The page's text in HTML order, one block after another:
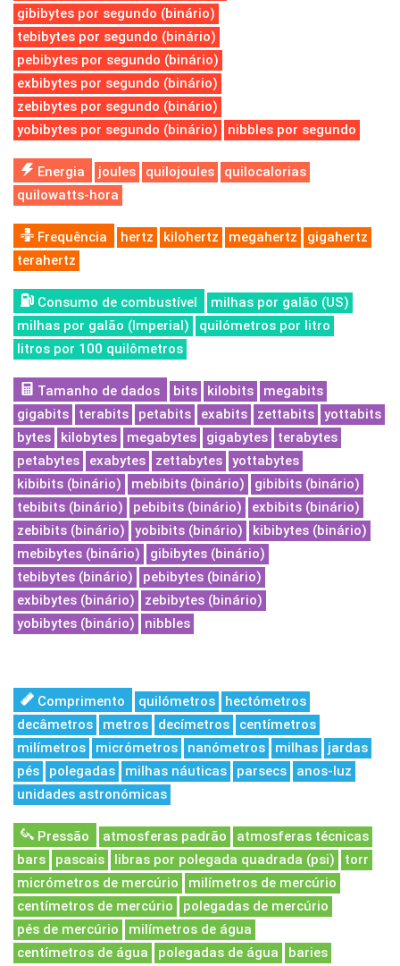
gibibytes por segundo (binário)
tebibytes por segundo (binário)
pebibytes por segundo (binário)
exbibytes por segundo (binário)
zebibytes por segundo (binário)
yobibytes por segundo (binário)
nibbles por segundo
Energia joules quilojoules
quilocalorias
quilowatts-hora
Frequência hertz kilohertz megahertz
gigahertz
terahertz
Consumo de combustível
milhas por galão (US)
milhas por galão (Imperial)
quilómetros por litro
litros por 100 quilômetros
Tamanho de dados bits kilobits
megabits
gigabits
terabits petabits exabits zettabits
yottabits
bytes
kilobytes megabytes gigabytes
terabytes
petabytes
exabytes zettabytes
yottabytes
kibibits (binário)
mebibits (binário)
gibibits (binário)
tebibits (binário)
pebibits (binário)
exbibits (binário)
zebibits (binário)
yobibits (binário)
kibibytes (binário)
mebibytes (binário)
gibibytes (binário)
tebibytes (binário)
pebibytes (binário)
exbibytes (binário)
zebibytes (binário)
yobibytes (binário)
nibbles
Comprimento quilómetros
hectómetros
decâmetros
metros decímetros
centímetros
milímetros
micrómetros nanómetros milhas
jardas
pés
polegadas milhas náuticas parsecs
anos-luz
unidades astronómicas
Pressão atmosferas padrão
atmosferas técnicas
bars
pascais libras por polegada quadrada (psi)
torr
micrómetros de mercúrio
milímetros de mercúrio
centímetros de mercúrio
polegadas de mercúrio
pés de mercúrio
milímetros de água
centímetros de água
polegadas de água baries